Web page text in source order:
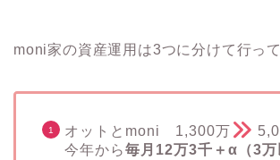
moni家の資産運用は3つに分けて行って
オットとmoni 1,300万
今年から毎月12万3千＋α（3万